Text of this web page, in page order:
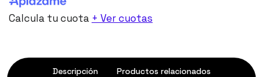
Calcula tu cuota + Ver cuotas
Descripción
Productos relacionados